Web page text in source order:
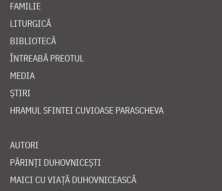
FAMILIE
LITURGICĂ
BIBLIOTECĂ
ÎNTREABĂ PREOTUL
MEDIA
ȘTIRI
HRAMUL SFINTEI CUVIOASE PARASCHEVA
AUTORI
PĂRINȚI DUHOVNICEȘTI
MAICI CU VIAȚĂ DUHOVNICEASCĂ